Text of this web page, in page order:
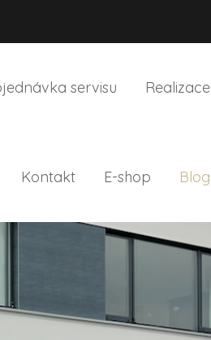
servisu Realizace
Kontakt E-shop Blog